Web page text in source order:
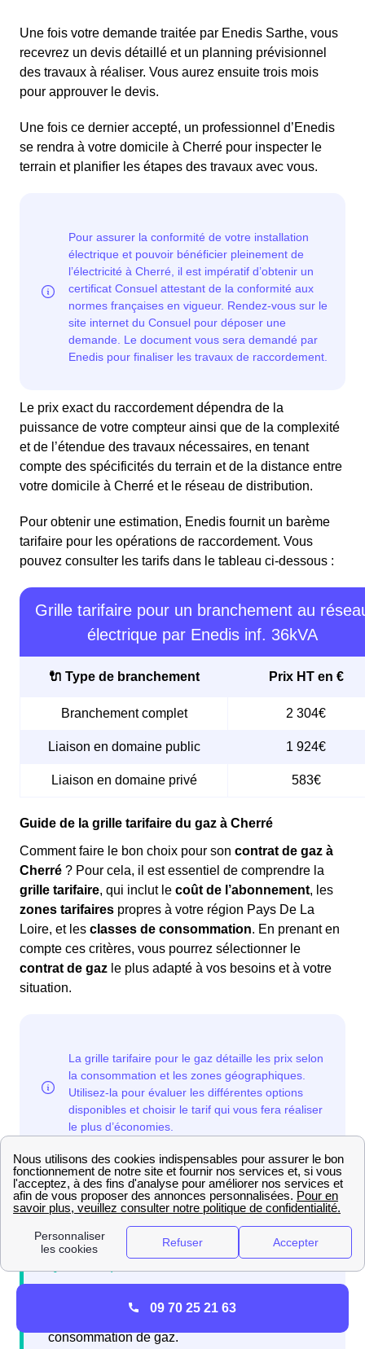
Une fois votre demande traitée par Enedis Sarthe, vous
recevrez un devis détaillé et un planning prévisionnel
des travaux à réaliser. Vous aurez ensuite trois mois
pour approuver le devis.
Une fois ce dernier accepté, un professionnel d’Enedis
se rendra à votre domicile à Cherré pour inspecter le
terrain et planifier les étapes des travaux avec vous.
Le prix exact du raccordement dépendra de la
puissance de votre compteur ainsi que de la complexité
et de l’étendue des travaux nécessaires, en tenant
compte des spécificités du terrain et de la distance entre
votre domicile à Cherré et le réseau de distribution.
Pour obtenir une estimation, Enedis fournit un barème
tarifaire pour les opérations de raccordement. Vous
pouvez consulter les tarifs dans le tableau ci-dessous :
Grille tarifaire pour un branchement au
électrique par Enedis inf. 36kVA
🔌 Type de branchement Prix HT en €
Branchement complet 2 304€
Liaison en domaine public 1 924€
Liaison en domaine privé 583€
Guide de la grille tarifaire du gaz à Cherré
Comment faire le bon choix pour son contrat de gaz à
Cherré ? Pour cela, il est essentiel de comprendre la
grille tarifaire, qui inclut le coût de l’abonnement, les
zones tarifaires propres à votre région Pays De La
Loire, et les classes de consommation. En prenant en
compte ces critères, vous pourrez sélectionner le
contrat de gaz le plus adapté à vos besoins et à votre
situation.
Avant tout, lesclasses de consommationjouent un
rôle clé dans la compréhension de la grille tarifaire.
consommation de gaz.
09 70 25 21 63